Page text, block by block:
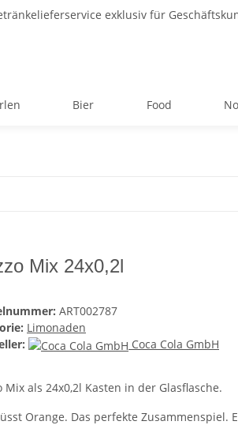
exklusiv für
Bier Food
Mix 24x0,2l
ART002787
Limonaden
Coca Cola GmbH
Mix als 24x0,2l Kasten in der Glasflasche.
Orange. Das perfekte Zusammenspiel.